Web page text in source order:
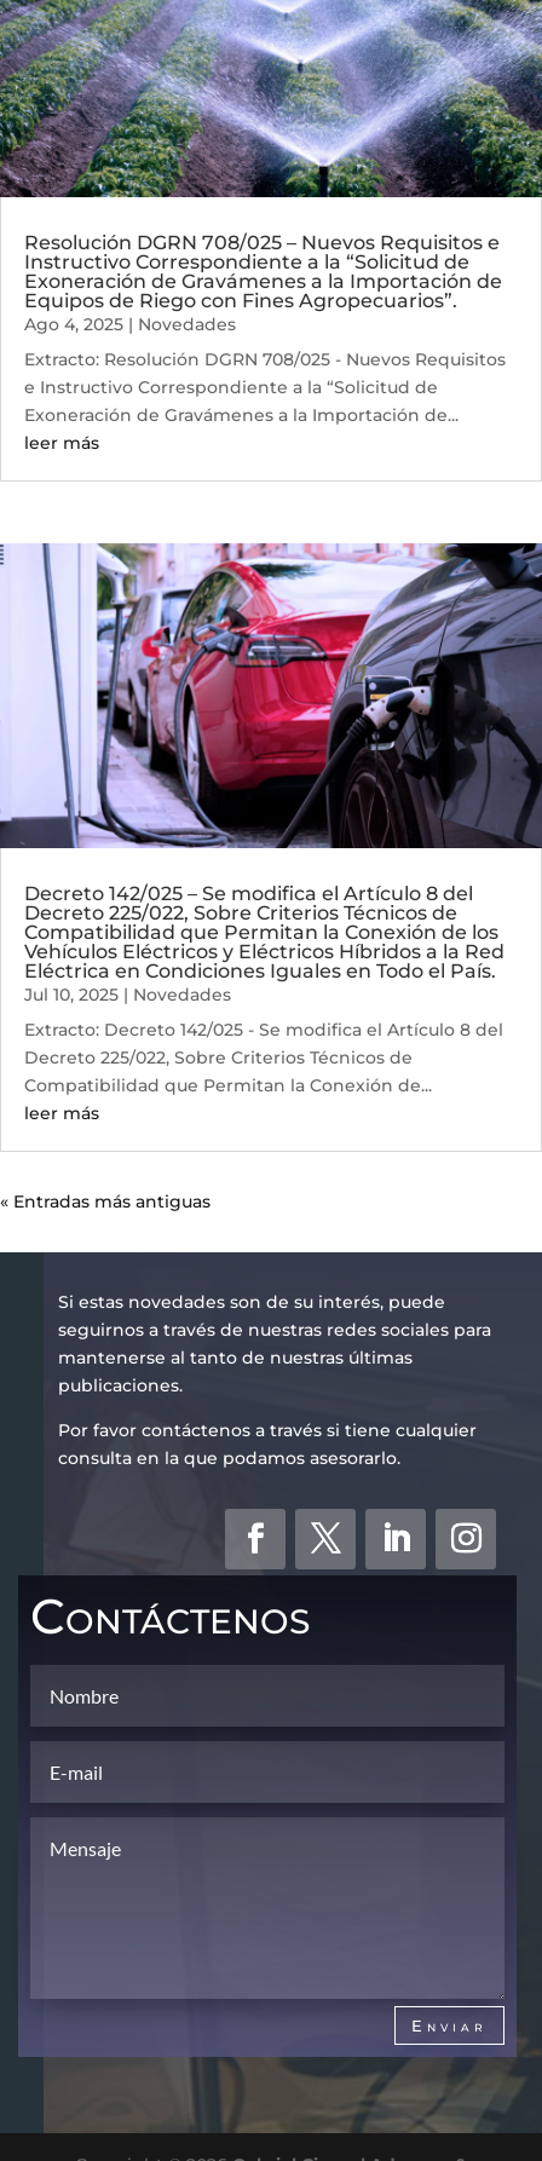
Resolución DGRN 708/025 – Nuevos Requisitos e
Instructivo Correspondiente a la “Solicitud de
Exoneración de Gravámenes a la Importación de
Equipos de Riego con Fines Agropecuarios”.
Ago 4, 2025 | Novedades
Extracto: Resolución DGRN 708/025 - Nuevos Requisitos
e Instructivo Correspondiente a la “Solicitud de
Exoneración de Gravámenes a la Importación de...
leer más
Decreto 142/025 – Se modifica el Artículo 8 del
Decreto 225/022, Sobre Criterios Técnicos de
Compatibilidad que Permitan la Conexión de los
Vehículos Eléctricos y Eléctricos Híbridos a la Red
Eléctrica en Condiciones Iguales en Todo el País.
Jul 10, 2025 | Novedades
Extracto: Decreto 142/025 - Se modifica el Artículo 8 del
Decreto 225/022, Sobre Criterios Técnicos de
Compatibilidad que Permitan la Conexión de...
leer más
« Entradas más antiguas
Si estas novedades son de su interés, puede
seguirnos a través de nuestras redes sociales para
mantenerse al tanto de nuestras últimas
publicaciones.
Por favor contáctenos a través si tiene cualquier
consulta en la que podamos asesorarlo.
Contáctenos
Enviar